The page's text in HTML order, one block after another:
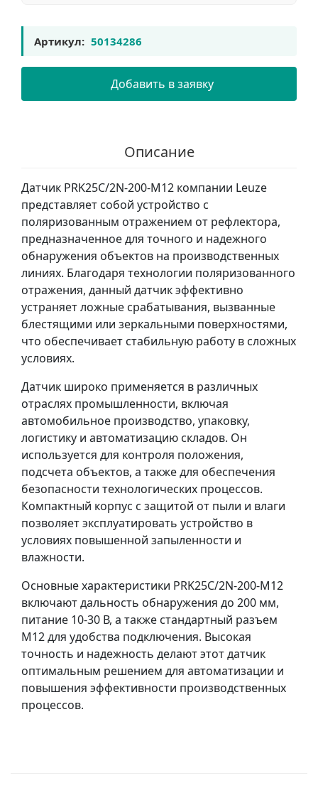
Артикул: 50134286
Добавить в заявку
Описание
Датчик PRK25C/2N-200-M12 компании Leuze
представляет собой устройство с
поляризованным отражением от рефлектора,
предназначенное для точного и надежного
обнаружения объектов на производственных
линиях. Благодаря технологии поляризованного
отражения, данный датчик эффективно
устраняет ложные срабатывания, вызванные
блестящими или зеркальными поверхностями,
что обеспечивает стабильную работу в сложных
условиях.
Датчик широко применяется в различных
отраслях промышленности, включая
автомобильное производство, упаковку,
логистику и автоматизацию складов. Он
используется для контроля положения,
подсчета объектов, а также для обеспечения
безопасности технологических процессов.
Компактный корпус с защитой от пыли и влаги
позволяет эксплуатировать устройство в
условиях повышенной запыленности и
влажности.
Основные характеристики PRK25C/2N-200-M12
включают дальность обнаружения до 200 мм,
питание 10-30 В, а также стандартный разъем
M12 для удобства подключения. Высокая
точность и надежность делают этот датчик
оптимальным решением для автоматизации и
повышения эффективности производственных
процессов.